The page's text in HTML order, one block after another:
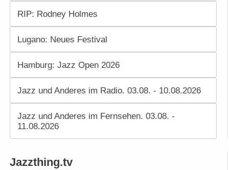
RIP: Rodney Holmes
Lugano: Neues Festival
Hamburg: Jazz Open 2026
Jazz und Anderes im Radio. 03.08. - 10.08.2026
Jazz und Anderes im Fernsehen. 03.08. -
11.08.2026
Jazzthing.tv